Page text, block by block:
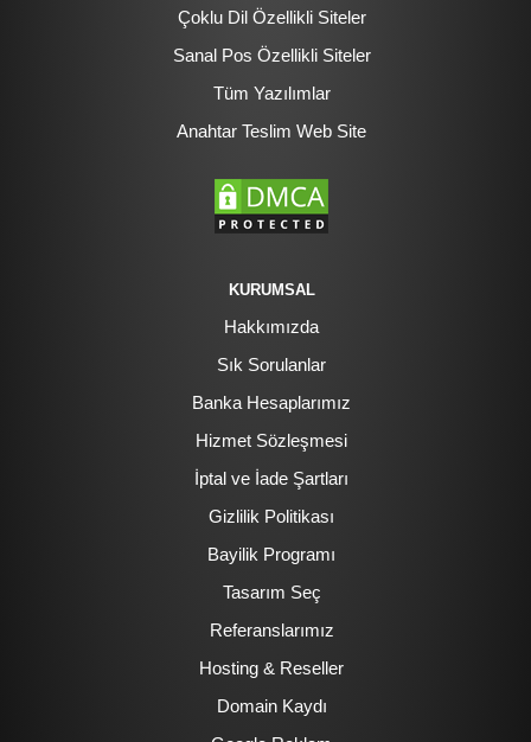
Çoklu Dil Özellikli Siteler
Sanal Pos Özellikli Siteler
Tüm Yazılımlar
Anahtar Teslim Web Site
KURUMSAL
Hakkımızda
Sık Sorulanlar
Banka Hesaplarımız
Hizmet Sözleşmesi
İptal ve İade Şartları
Gizlilik Politikası
Bayilik Programı
Tasarım Seç
Referanslarımız
Hosting & Reseller
Domain Kaydı